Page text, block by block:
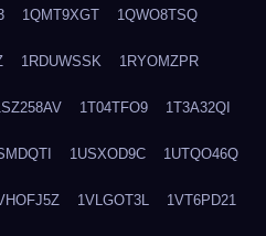
1QMT9XGT 1QWO8TSQ
1RDUWSSK 1RYOMZPR
1T04TFO9 1T3A32QI
1USXOD9C 1UTQO46Q
1VLGOT3L 1VT6PD21